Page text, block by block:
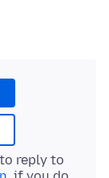
reply to